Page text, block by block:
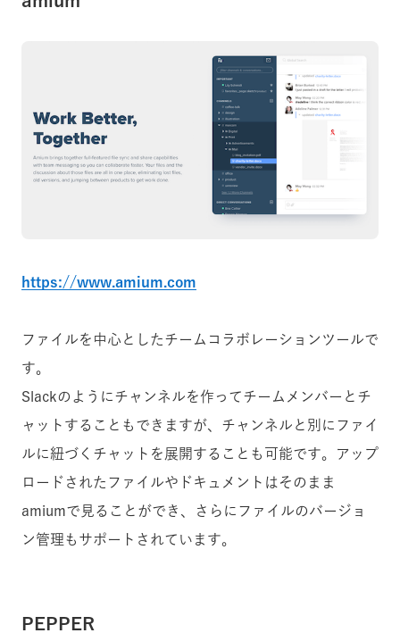
https://www.amium.com
ファイルを中心としたチームコラボレーションツールで
す。
Slackのようにチャンネルを作ってチームメンバーとチ
ャットすることもできますが、チャンネルと別にファイ
ルに紐づくチャットを展開することも可能です。アップ
ロードされたファイルやドキュメントはそのまま
amiumで見ることができ、さらにファイルのバージョ
ン管理もサポートされています。
PEPPER